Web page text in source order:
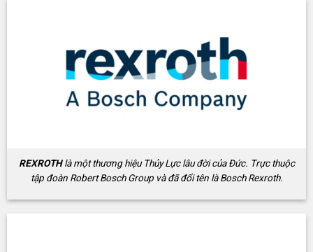
REXROTHlà một thương hiệu Thủy Lực lâu đời của Đức. Trực thuộc
tập đoàn Robert Bosch Group và đã đổi tên là Bosch Rexroth.